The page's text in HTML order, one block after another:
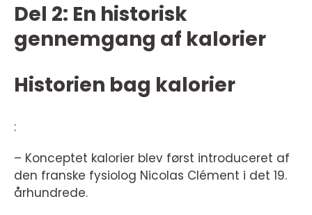
Del 2: En historisk
gennemgang af kalorier
Historien bag kalorier
:
– Konceptet kalorier blev først introduceret af
den franske fysiolog Nicolas Clément i det 19.
århundrede.